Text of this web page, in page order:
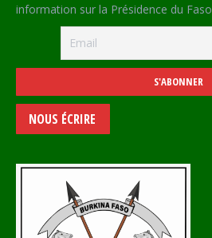
information sur la Présidence du Faso
NOUS ÉCRIRE